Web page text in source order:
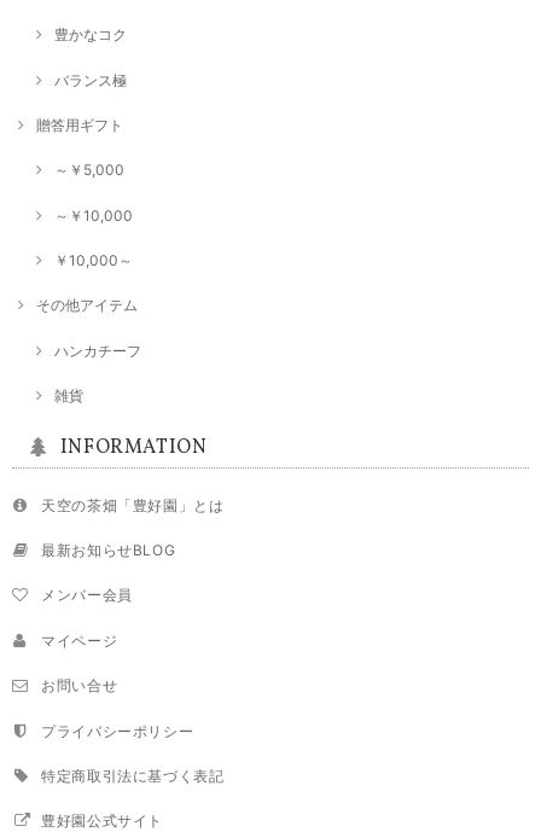
ありがとうございます！
豊かなコク
バランス極
贈答用ギフト
～￥5,000
～￥10,000
￥10,000～
その他アイテム
ハンカチーフ
雑貨
INFORMATION
天空の茶畑「豊好園」とは
最新お知らせBLOG
メンバー会員
マイページ
お問い合せ
プライバシーポリシー
特定商取引法に基づく表記
豊好園公式サイト